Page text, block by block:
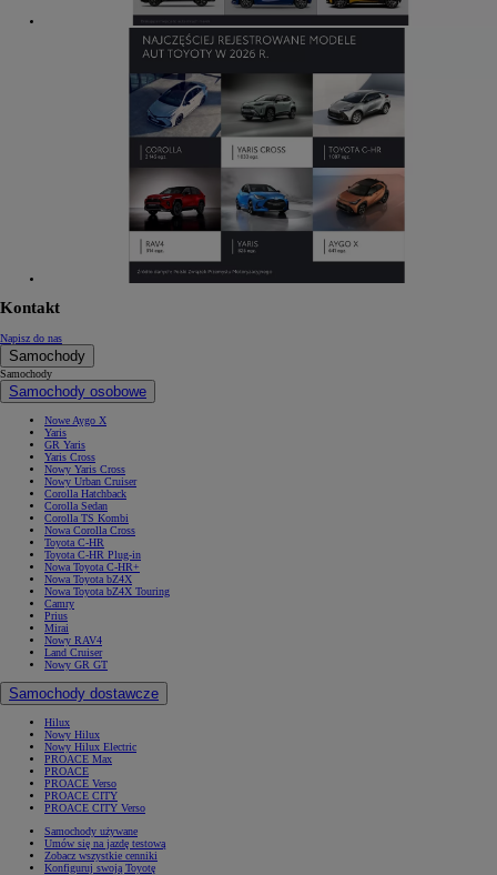
Kontakt
Napisz do nas
Samochody
Samochody
Samochody osobowe
Nowe Aygo X
Yaris
GR Yaris
Yaris Cross
Nowy Yaris Cross
Nowy Urban Cruiser
Corolla Hatchback
Corolla Sedan
Corolla TS Kombi
Nowa Corolla Cross
Toyota C-HR
Toyota C-HR Plug-in
Nowa Toyota C-HR+
Nowa Toyota bZ4X
Nowa Toyota bZ4X Touring
Camry
Prius
Mirai
Nowy RAV4
Land Cruiser
Nowy GR GT
Samochody dostawcze
Hilux
Nowy Hilux
Nowy Hilux Electric
PROACE Max
PROACE
PROACE Verso
PROACE CITY
PROACE CITY Verso
Samochody używane
Umów się na jazdę testową
Zobacz wszystkie cenniki
Konfiguruj swoją Toyotę